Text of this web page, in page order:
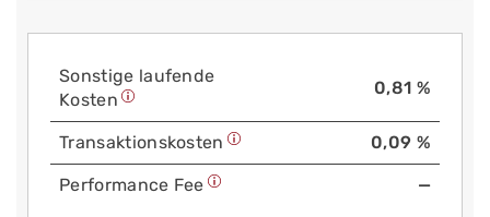
Sonstige laufende
Kosten
0,81 %
Trans­aktions­kosten 0,09 %
Performance Fee —